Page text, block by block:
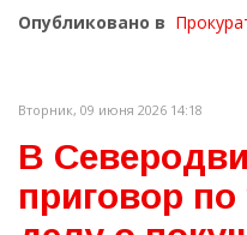
Опубликовано в
Вторник, 09 июня 2026 14:18
В
приговор